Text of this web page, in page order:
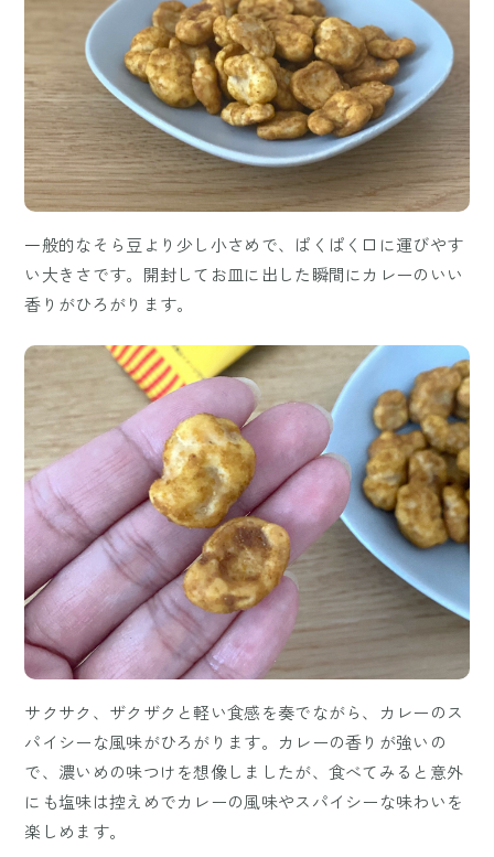
一般的なそら豆より少し小さめで、ぱくぱく口に運びやす
い大きさです。開封してお皿に出した瞬間にカレーのいい
香りがひろがります。
サクサク、ザクザクと軽い食感を奏でながら、カレーのス
パイシーな風味がひろがります。カレーの香りが強いの
で、濃いめの味つけを想像しましたが、食べてみると意外
にも塩味は控えめでカレーの風味やスパイシーな味わいを
楽しめます。